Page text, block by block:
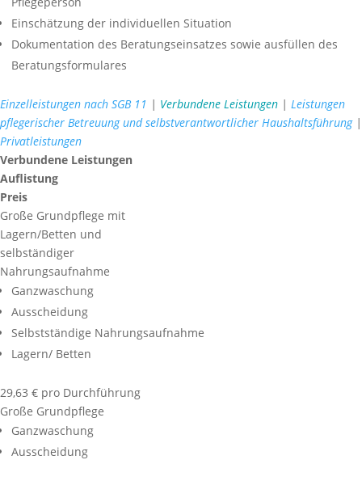
Einschätzung der individuellen Situation
Dokumentation des Beratungseinsatzes sowie ausfüllen des
Beratungsformulares
Einzelleistungen nach SGB 11 | Verbundene Leistungen | Leistungen
pflegerischer Betreuung und selbstverantwortlicher Haushaltsführung|
Privatleistungen
Verbundene Leistungen
Auflistung
Preis
Große Grundpflege mit
Lagern/Betten und
selbständiger
Nahrungsaufnahme
Ganzwaschung
Ausscheidung
Selbstständige Nahrungsaufnahme
Lagern/ Betten
29,63 € pro Durchführung
Große Grundpflege
Ganzwaschung
Ausscheidung